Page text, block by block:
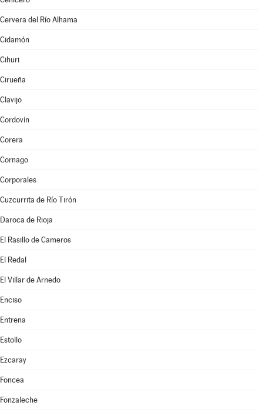
Cervera del Río Alhama
Cidamón
Cihuri
Cirueña
Clavijo
Cordovín
Corera
Cornago
Corporales
Cuzcurrita de Río Tirón
Daroca de Rioja
El Rasillo de Cameros
El Redal
El Villar de Arnedo
Enciso
Entrena
Estollo
Ezcaray
Foncea
Fonzaleche